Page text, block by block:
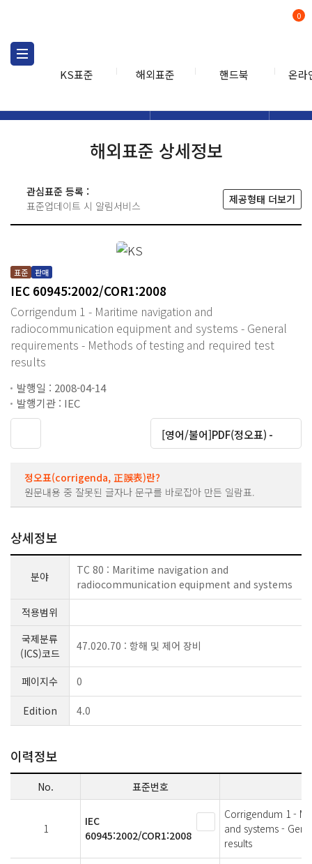
KS표준 해외표준 핸드북 온라
0
해외표준 상세정보
관심표준 등록 :
표준업데이트 시 알림서비스
제공형태 더보기
표준 판매
IEC 60945:2002/COR1:2008
Corrigendum 1 - Maritime navigation and
radiocommunication equipment and systems - General
requirements - Methods of testing and required test
results
발행일 : 2008-04-14
발행기관 : IEC
[영어/불어]PDF(정오표) -
정오표(corrigenda, 正誤表)란?
원문내용 중 잘못된 글자나 문구를 바로잡아 만든 일람표.
상세정보
분야
TC 80 : Maritime navigation and
radiocommunication equipment and systems
적용범위
국제분류
(ICS)코드
47.020.70 : 항해 및 제어 장비
페이지수 0
Edition 4.0
이력정보
No. 표준번호
1
IEC
60945:2002/COR1:2008
Corrigendum 1 -
and systems -
results